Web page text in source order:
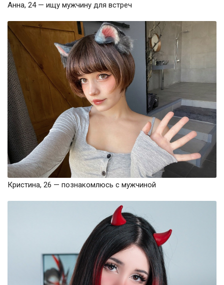
Анна, 24 — ищу мужчину для встреч
Кристина, 26 — познакомлюсь с мужчиной